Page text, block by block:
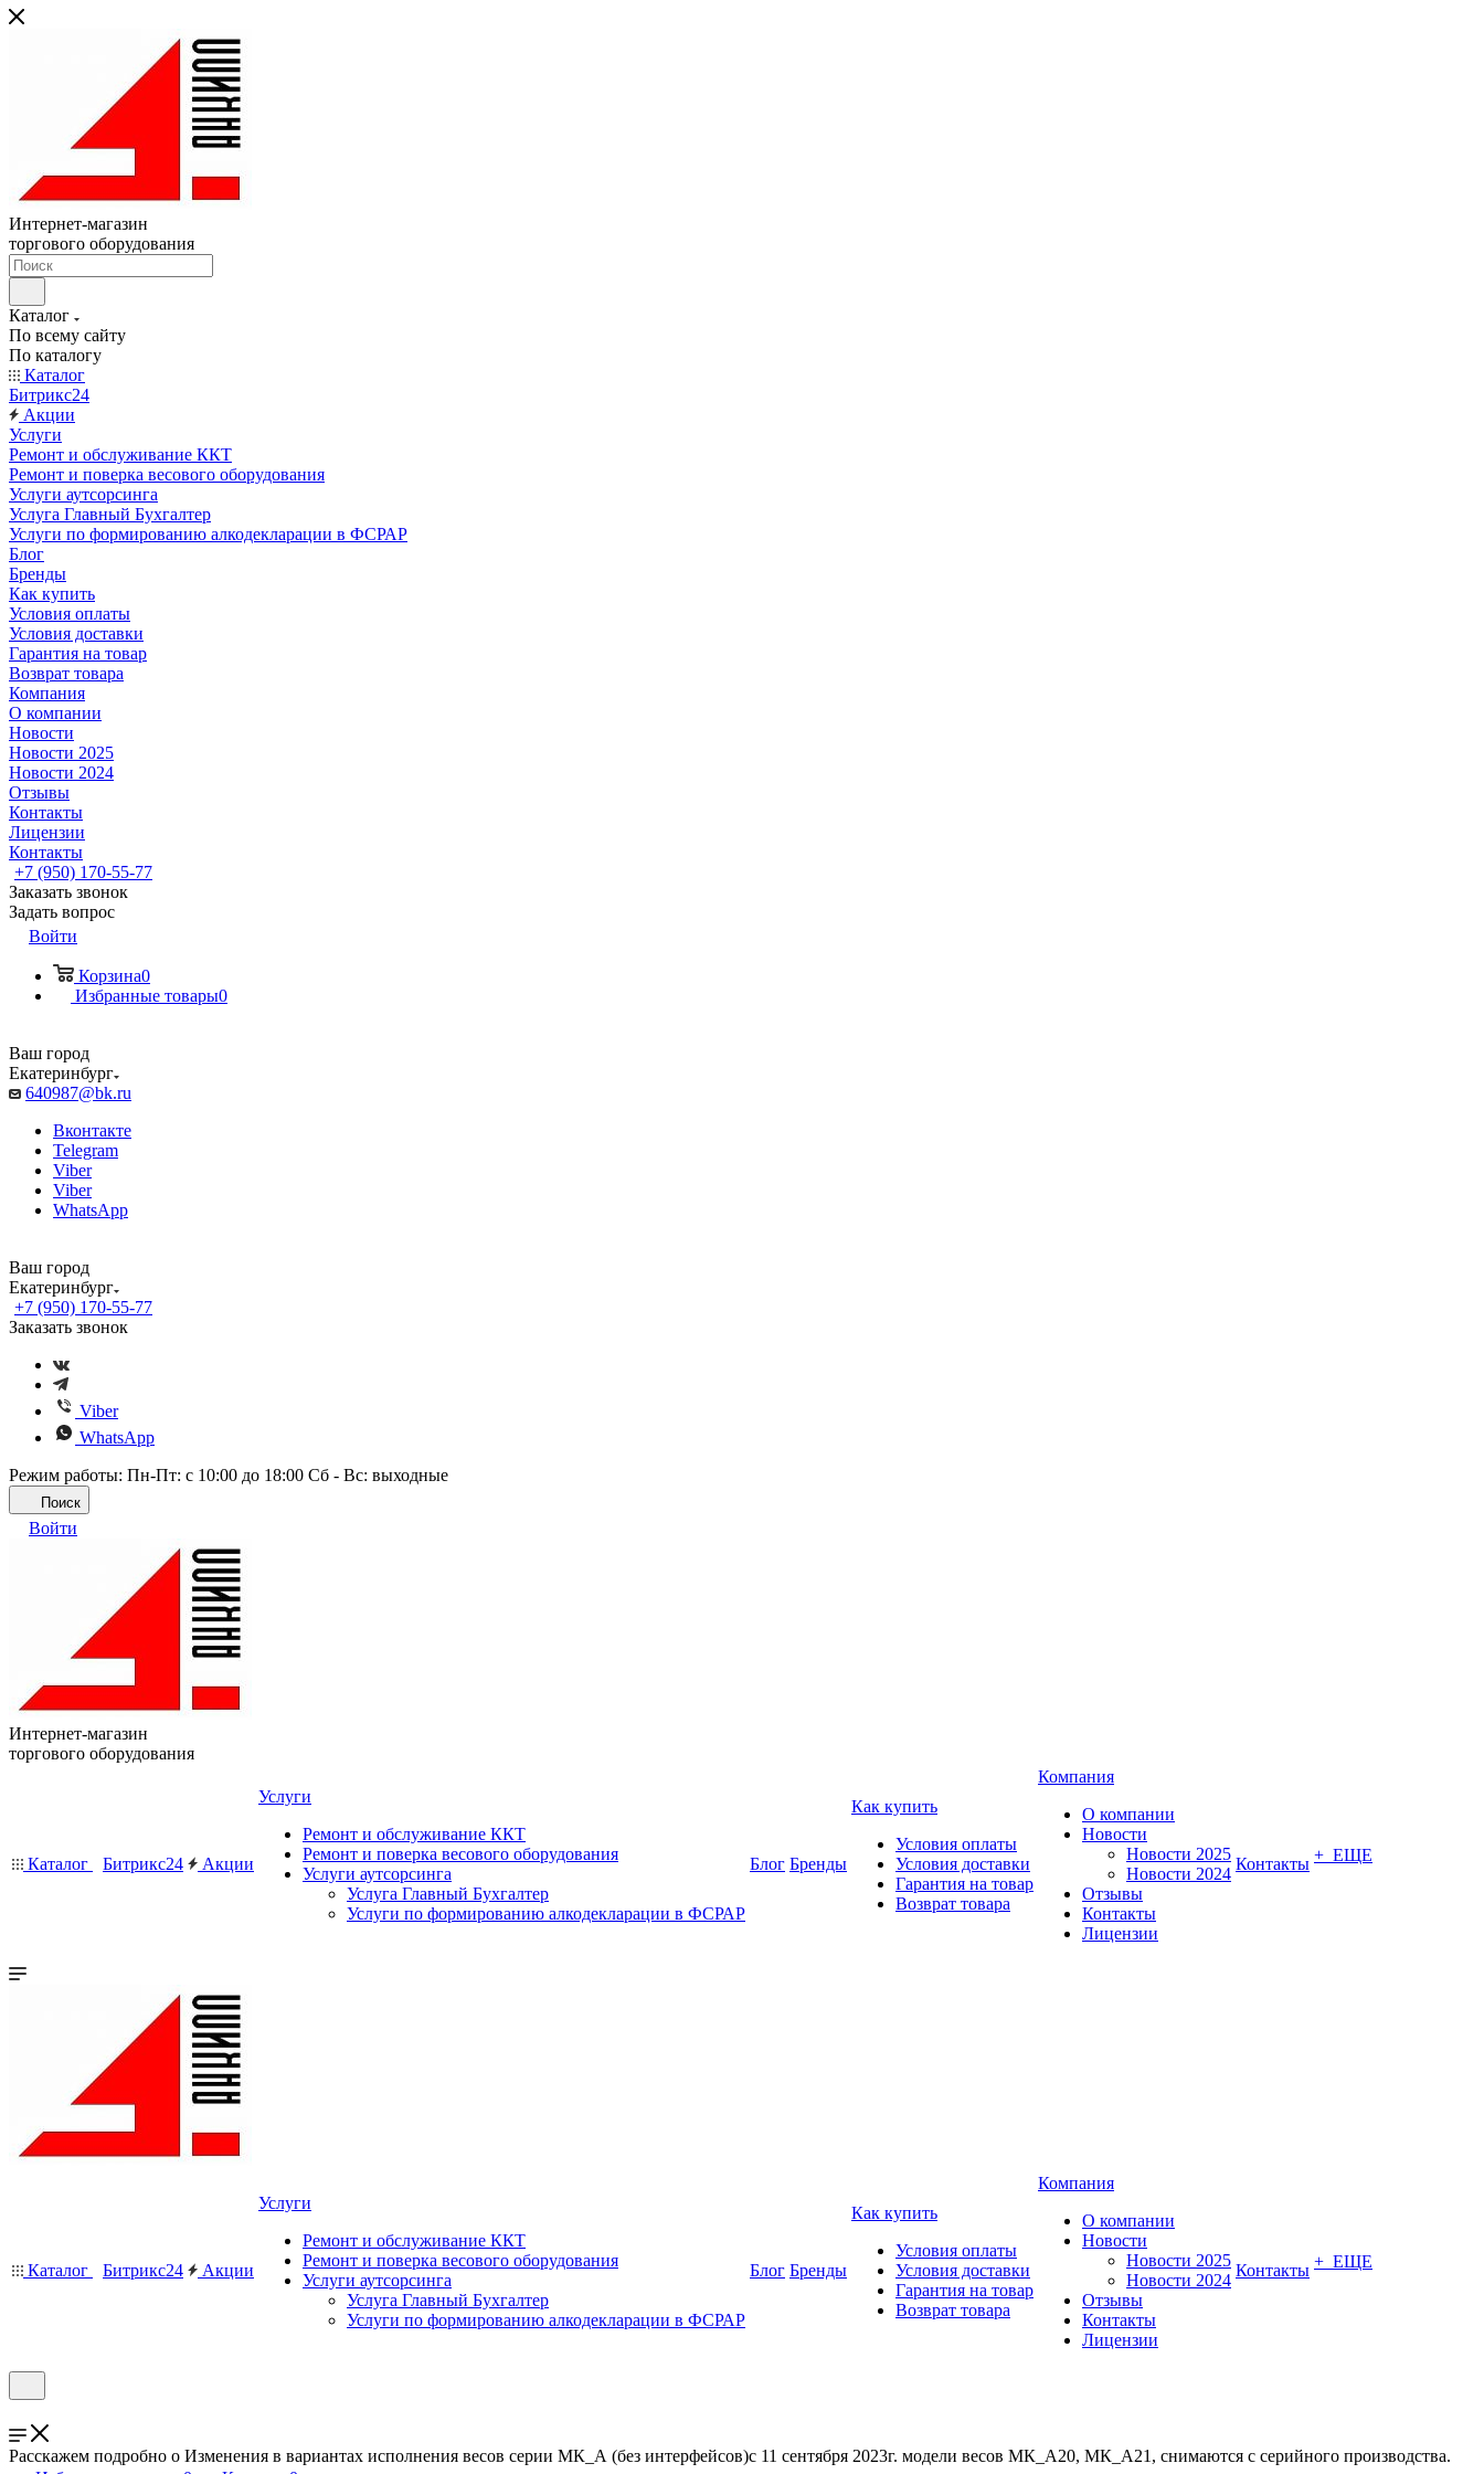
Интернет-магазин
торгового оборудования
Каталог
По всему сайту
По каталогу
Каталог
Битрикс24
Акции
Услуги
Ремонт и обслуживание ККТ
Ремонт и поверка весового оборудования
Услуги аутсорсинга
Услуга Главный Бухгалтер
Услуги по формированию алкодекларации в ФСРАР
Блог
Бренды
Как купить
Условия оплаты
Условия доставки
Гарантия на товар
Возврат товара
Компания
О компании
Новости
Новости 2025
Новости 2024
Отзывы
Контакты
Лицензии
Контакты
+7 (950) 170-55-77
Заказать звонок
Задать вопрос
Войти
Корзина0
Избранные товары0
Ваш город
Екатеринбург
640987@bk.ru
Вконтакте
Telegram
Viber
Viber
WhatsApp
Ваш город
Екатеринбург
+7 (950) 170-55-77
Заказать звонок
Viber
WhatsApp
Режим работы: Пн-Пт: с 10:00 до 18:00 Сб - Вс: выходные
Поиск
Войти
Интернет-магазин
торгового оборудования
Каталог Битрикс24 Акции
Услуги
Ремонт и обслуживание ККТ
Ремонт и поверка весового оборудования
Услуги аутсорсинга
Услуга Главный Бухгалтер
Услуги по формированию алкодекларации в ФСРАР
Блог Бренды
Как купить
Условия оплаты
Условия доставки
Гарантия на товар
Возврат товара
Компания
О компании
Новости
Новости 2025
Новости 2024
Отзывы
Контакты
Лицензии
Контакты + ЕЩЕ
Каталог Битрикс24 Акции
Услуги
Ремонт и обслуживание ККТ
Ремонт и поверка весового оборудования
Услуги аутсорсинга
Услуга Главный Бухгалтер
Услуги по формированию алкодекларации в ФСРАР
Блог Бренды
Как купить
Условия оплаты
Условия доставки
Гарантия на товар
Возврат товара
Компания
О компании
Новости
Новости 2025
Новости 2024
Отзывы
Контакты
Лицензии
Контакты + ЕЩЕ
Расскажем подробно о Изменения в вариантах исполнения весов серии МК_А (без интерфейсов)c 11 сентября 2023г. модели весов МК_А20, МК_А21, снимаются с серийного производства.